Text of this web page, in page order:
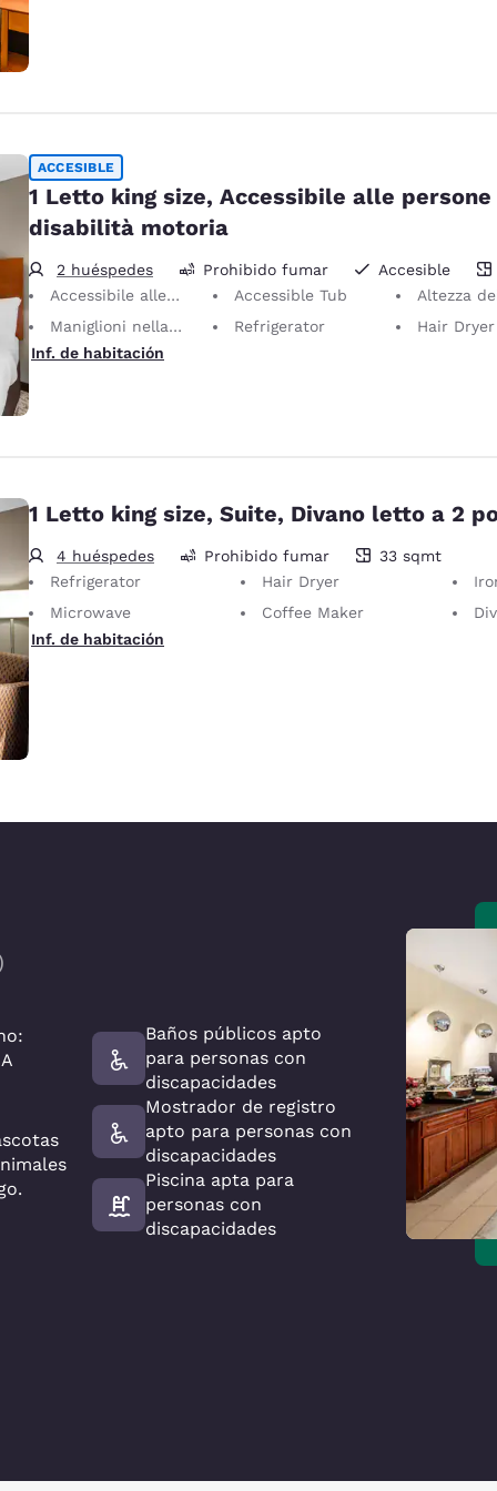
ACCESIBLE
1 Letto king size, Accessibile alle persone
disabilità motoria
2 huéspedes
28 metros cuadrados
Prohibido fumar Accesible
Accessibile alle persone con disabilità motoria
Accessible Tub
Altezza dei corrimano antiscivolo
Maniglioni nella vasca
Refrigerator
Hair Dryer
Inf. de habitación
1 Letto king size, Suite, Divano letto a 2
4 huéspedes
33 metros cuadrados
Prohibido fumar
33 sqmt
Refrigerator
Hair Dryer
Microwave
Coffee Maker
Inf. de habitación
Baños públicos apto
para personas con
discapacidades
Mostrador de registro
apto para personas con
discapacidades
Piscina apta para
personas con
discapacidades